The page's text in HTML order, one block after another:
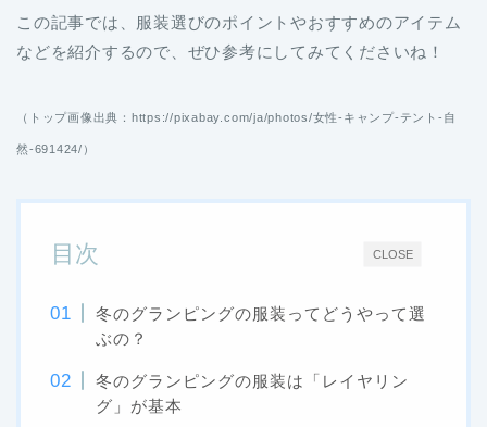
この記事では、服装選びのポイントやおすすめのアイテム
などを紹介するので、ぜひ参考にしてみてくださいね！
（トップ画像出典：https://pixabay.com/ja/photos/女性-キャンプ-テント-自
然-691424/）
CLOSE
目次
冬のグランピングの服装ってどうやって選
ぶの？
冬のグランピングの服装は「レイヤリン
グ」が基本